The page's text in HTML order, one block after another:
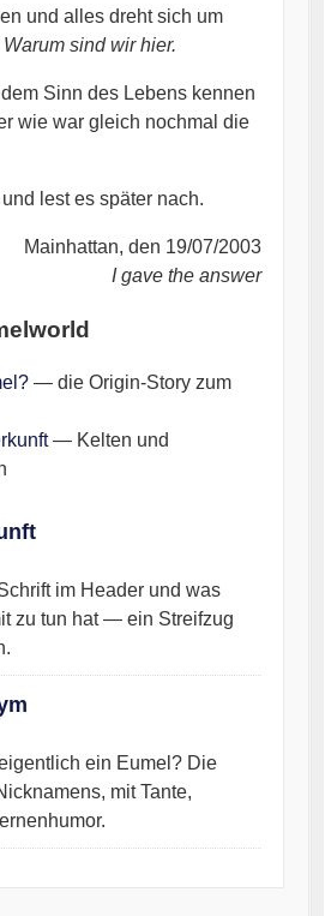
und alles dreht sich um
Warum sind wir hier.
Sinn des Lebens kennen
wie war gleich nochmal die
lest es später nach.
Mainhattan, den 19/07/2003
I gave the answer
— die Origin-Story zum
— Kelten und
im Header und was
zu tun hat — ein Streifzug
ein Eumel? Die
mit Tante,